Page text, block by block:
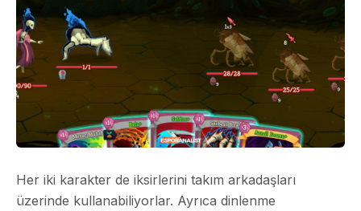
Her iki karakter de iksirlerini takım arkadaşları
üzerinde kullanabiliyorlar. Ayrıca dinlenme